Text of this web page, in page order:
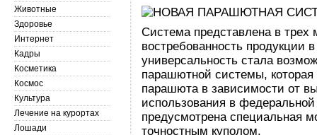
Система представлена в трех
востребованность продукции
универсальность стала
парашютной системы, которая
парашюта в зависимости от
использования в
предусмотрена специальная
точностным куполом.
Животные
Здоровье
Интернет
Кадры
Косметика
Космос
Культура
Лечение на курортах
Лошади